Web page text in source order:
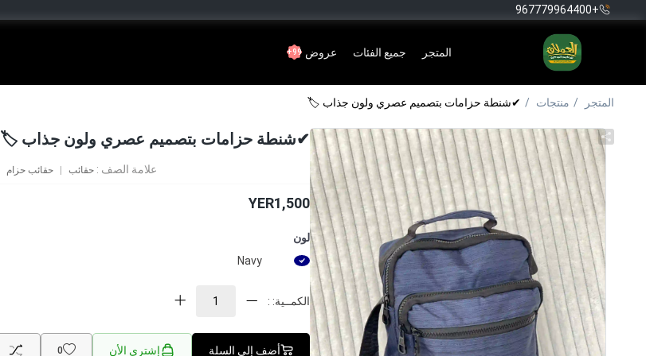
+967779964400
المتجر جميع الفئات عروض 99+
المتجر منتجات ✔شنطة حزامات بتصميم عصري ولون جذاب 🏷
✔شنطة حزامات بتصميم عصري ولون جذاب 🏷
علامة الصف : حقائب حقائب حزام
YER1,500
لون
Navy
الكمــية: :
أضف إلى السلة إشتري الأن 0